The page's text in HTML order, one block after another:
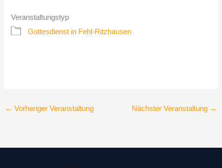
Veranstaltungstyp
Gottesdienst in Fehl-Ritzhausen
← Vorheriger Veranstaltung Nächster Veranstaltung →